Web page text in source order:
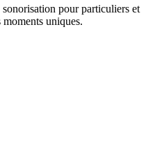
pour particuliers et
uniques.